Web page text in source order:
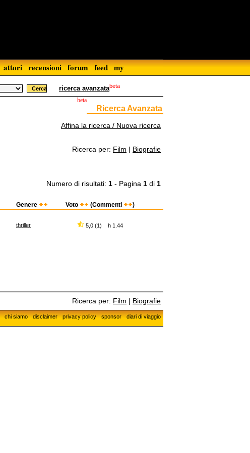
attori recensioni forum feed my
ricerca avanzatabeta
Ricerca Avanzata
beta
Affina la ricerca / Nuova ricerca
Ricerca per: Film | Biografie
Numero di risultati: 1 - Pagina 1 di 1
Genere Voto (Commenti )
thriller
5,0 (1) h 1.44
Ricerca per: Film | Biografie
diari di viaggio
sponsor
privacy policy
disclaimer
chi siamo